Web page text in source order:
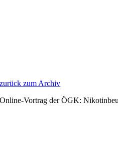
zurück zum Archiv
Online-Vortrag der ÖGK: